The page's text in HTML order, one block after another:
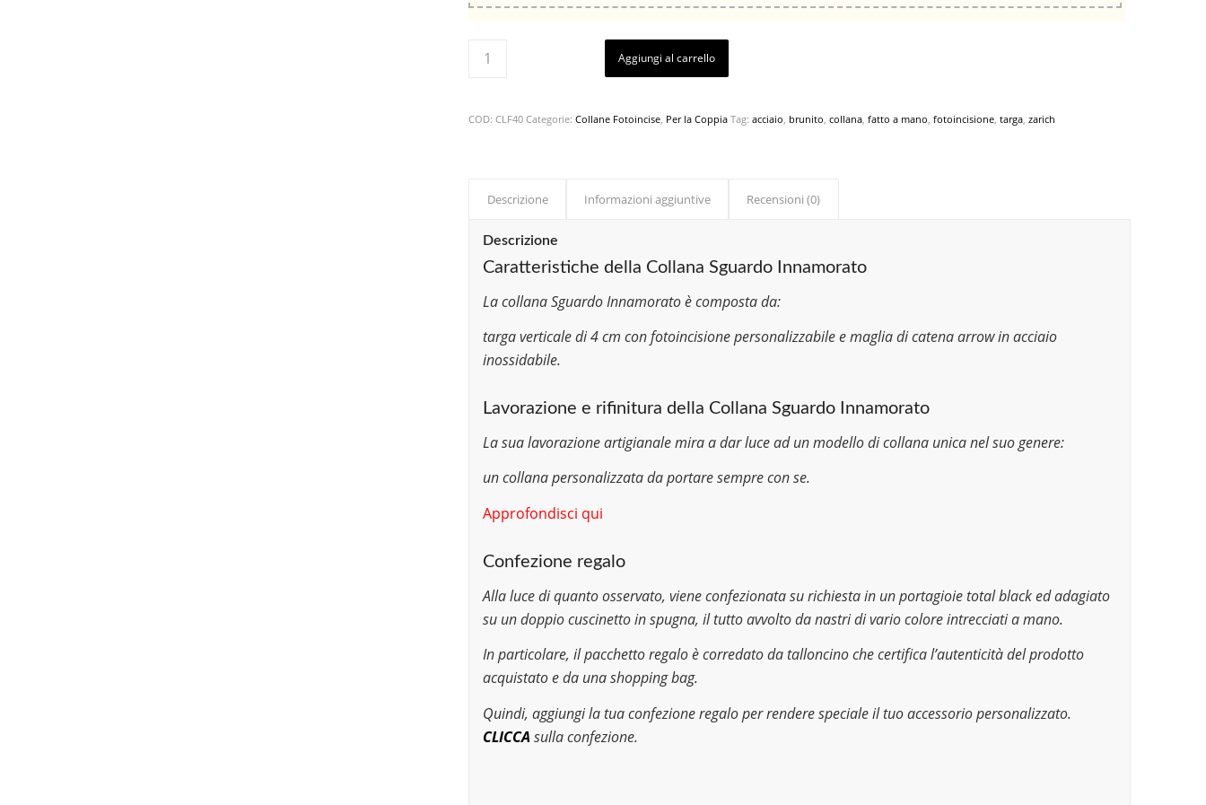
Aggiungi al carrello
COD: CLF40 Categorie: Collane Fotoincise, Per la Coppia Tag: acciaio brunito collana, fatto a mano fotoincisione, targa, zarich
Descrizione Informazioni aggiuntive Recensioni (0)
Descrizione
Caratteristiche della Collana Sguardo Innamorato
La collana Sguardo Innamorato è composta da:
targa verticale di 4 cm con fotoincisione personalizzabile e maglia di catena arrow in acciaio
inossidabile.
Lavorazione e rifinitura della Collana Sguardo Innamorato
La sua lavorazione artigianale mira a dar luce ad un modello di collana unica nel suo genere:
un collana personalizzata da portare sempre con se.
Approfondisci qui
Confezione regalo
Alla luce di quanto osservato, viene confezionata su richiesta in un portagioie total black ed adagiato
su un doppio cuscinetto in spugna, il tutto avvolto da nastri di vario colore intrecciati a mano.
In particolare, il pacchetto regalo è corredato da talloncino che certifica l’autenticità del prodotto
acquistato e da una shopping bag.
Quindi, aggiungi la tua confezione regalo per rendere speciale il tuo accessorio personalizzato.
CLICCA sulla confezione.